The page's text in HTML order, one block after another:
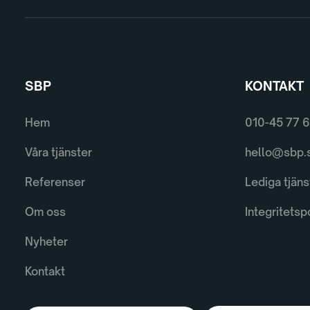
SBP
Hem
Våra tjänster
Referenser
Om oss
Nyheter
Kontakt
KONTAKT
010-45 77
Lediga